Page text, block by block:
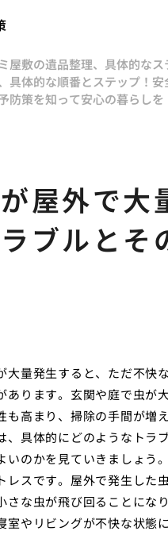
屋敷の遺品整理、具体的な
具体的な順番とステップ！
防策を知って安心の暮らしを
屋外で大
ブルとそ
大量発生すると、ただ不快
あります。玄関や庭で虫が
も高まり、掃除の手間が増
、具体的にどのようなトラ
いのかを見ていきましょう
レスです。屋外で発生した
さな虫が飛び回ることにな
室やリビングが不快な状態